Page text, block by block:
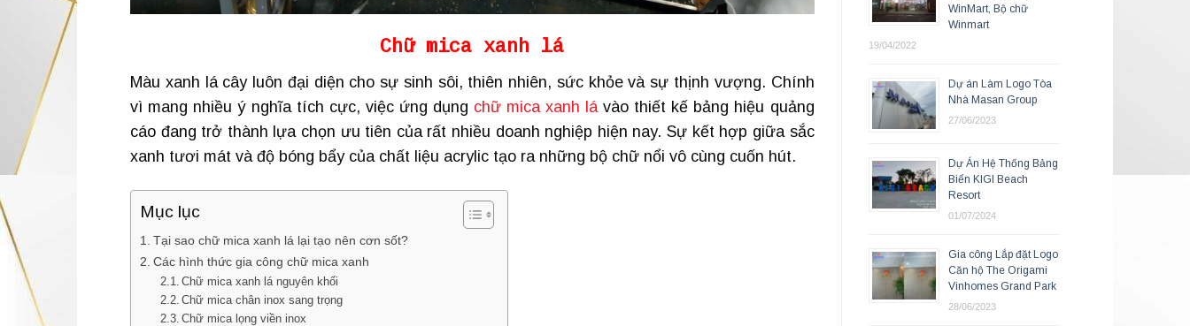
Chữ mica xanh lá
Màu xanh lá cây luôn đại diện cho sự sinh sôi, thiên nhiên, sức khỏe và sự thịnh vượng. Chính
vì mang nhiều ý nghĩa tích cực, việc ứng dụng chữ mica xanh lávào thiết kế bảng hiệu quảng
cáo đang trở thành lựa chọn ưu tiên của rất nhiều doanh nghiệp hiện nay. Sự kết hợp giữa sắc
xanh tươi mát và độ bóng bẩy của chất liệu acrylic tạo ra những bộ chữ nổi vô cùng cuốn hút.
Mục lục
Tại sao chữ mica xanh lá lại tạo nên cơn sốt?
Các hình thức gia công chữ mica xanh
Chữ mica xanh lá nguyên khối
Chữ mica chân inox sang trọng
Chữ mica lọng viền inox
WinMart, Bộ chữ
Winmart
19/04/2022
Dự án Làm Logo Tòa
Nhà Masan Group
27/06/2023
Dự Án Hệ Thống Bảng
Biển KIGI Beach
Resort
01/07/2024
Gia công Lắp đặt Logo
Căn hộ The Origami
Vinhomes Grand Park
28/06/2023